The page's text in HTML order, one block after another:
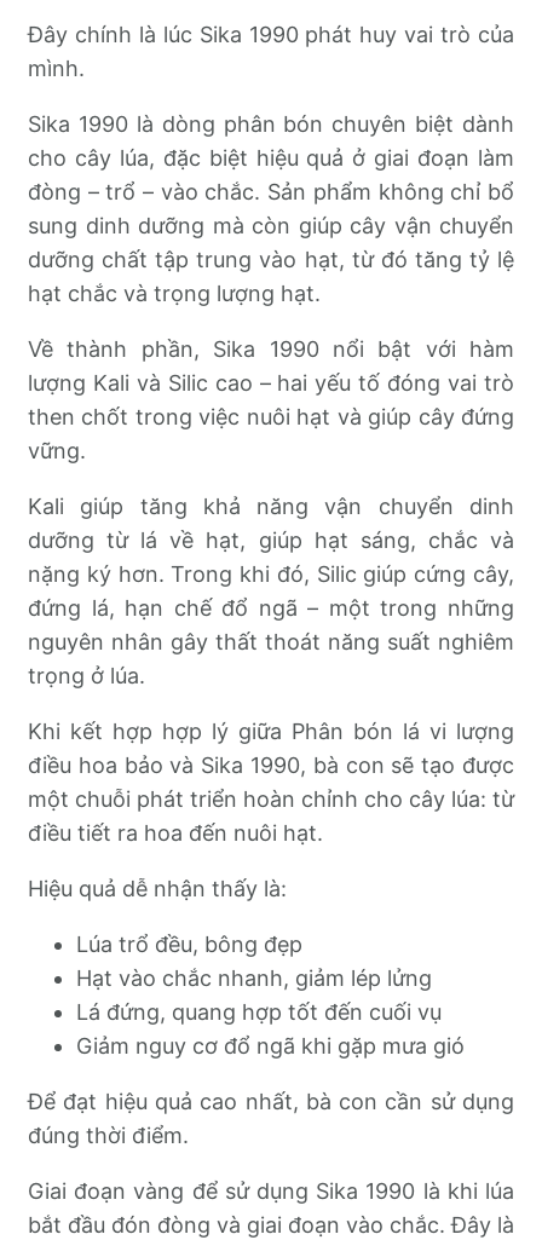
Đây chính là lúc Sika 1990 phát huy vai trò của
mình.
Sika 1990 là dòng phân bón chuyên biệt dành
cho cây lúa, đặc biệt hiệu quả ở giai đoạn làm
đòng – trổ – vào chắc. Sản phẩm không chỉ bổ
sung dinh dưỡng mà còn giúp cây vận chuyển
dưỡng chất tập trung vào hạt, từ đó tăng tỷ lệ
hạt chắc và trọng lượng hạt.
Về thành phần, Sika 1990 nổi bật với hàm
lượng Kali và Silic cao – hai yếu tố đóng vai trò
then chốt trong việc nuôi hạt và giúp cây đứng
vững.
Kali giúp tăng khả năng vận chuyển dinh
dưỡng từ lá về hạt, giúp hạt sáng, chắc và
nặng ký hơn. Trong khi đó, Silic giúp cứng cây,
đứng lá, hạn chế đổ ngã – một trong những
nguyên nhân gây thất thoát năng suất nghiêm
trọng ở lúa.
Khi kết hợp hợp lý giữa Phân bón lá vi lượng
điều hoa bảo và Sika 1990, bà con sẽ tạo được
một chuỗi phát triển hoàn chỉnh cho cây lúa: từ
điều tiết ra hoa đến nuôi hạt.
Hiệu quả dễ nhận thấy là:
Lúa trổ đều, bông đẹp
Hạt vào chắc nhanh, giảm lép lửng
Lá đứng, quang hợp tốt đến cuối vụ
Giảm nguy cơ đổ ngã khi gặp mưa gió
Để đạt hiệu quả cao nhất, bà con cần sử dụng
đúng thời điểm.
Giai đoạn vàng để sử dụng Sika 1990 là khi lúa
bắt đầu đón đòng và giai đoạn vào chắc. Đây là